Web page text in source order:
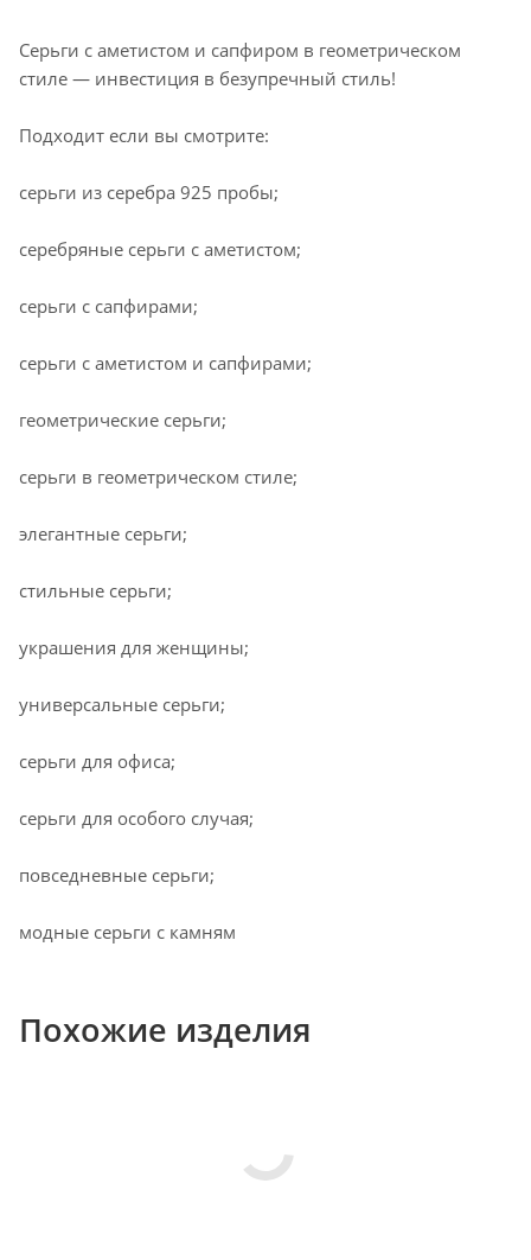
Серьги с аметистом и сапфиром в геометрическом
стиле — инвестиция в безупречный стиль!
Подходит если вы смотрите:
серьги из серебра 925 пробы;
серебряные серьги с аметистом;
серьги с сапфирами;
серьги с аметистом и сапфирами;
геометрические серьги;
серьги в геометрическом стиле;
элегантные серьги;
стильные серьги;
украшения для женщины;
универсальные серьги;
серьги для офиса;
серьги для особого случая;
повседневные серьги;
модные серьги с камням
Похожие изделия